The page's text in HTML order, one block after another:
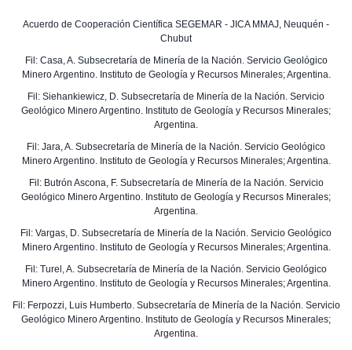
Acuerdo de Cooperación Científica SEGEMAR - JICA MMAJ, Neuquén -
Chubut
Fil: Casa, A. Subsecretaría de Minería de la Nación. Servicio Geológico
Minero Argentino. Instituto de Geología y Recursos Minerales; Argentina.
Fil: Siehankiewicz, D. Subsecretaría de Minería de la Nación. Servicio
Geológico Minero Argentino. Instituto de Geología y Recursos Minerales;
Argentina.
Fil: Jara, A. Subsecretaría de Minería de la Nación. Servicio Geológico
Minero Argentino. Instituto de Geología y Recursos Minerales; Argentina.
Fil: Butrón Ascona, F. Subsecretaría de Minería de la Nación. Servicio
Geológico Minero Argentino. Instituto de Geología y Recursos Minerales;
Argentina.
Fil: Vargas, D. Subsecretaría de Minería de la Nación. Servicio Geológico
Minero Argentino. Instituto de Geología y Recursos Minerales; Argentina.
Fil: Turel, A. Subsecretaría de Minería de la Nación. Servicio Geológico
Minero Argentino. Instituto de Geología y Recursos Minerales; Argentina.
Fil: Ferpozzi, Luis Humberto. Subsecretaría de Minería de la Nación. Servicio
Geológico Minero Argentino. Instituto de Geología y Recursos Minerales;
Argentina.